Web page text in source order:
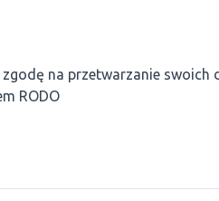
na przetwarzanie swoich
RODO